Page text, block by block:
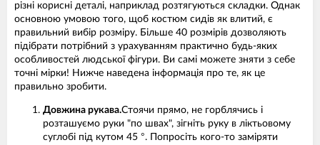
різні корисні деталі, наприклад розтягуються складки. Однак
основною умовою того, щоб костюм сидів як влитий, є
правильний вибір розміру. Більше 40 розмірів дозволяють
підібрати потрібний з урахуванням практично будь-яких
особливостей людської фігури. Ви самі можете зняти з себе
точні мірки! Нижче наведена інформація про те, як це
правильно зробити.
Довжина рукава.Стоячи прямо, не горблячись і
розташуємо руки "по швах", зігніть руку в ліктьовому
суглобі під кутом 45 °. Попросіть кого-то заміряти